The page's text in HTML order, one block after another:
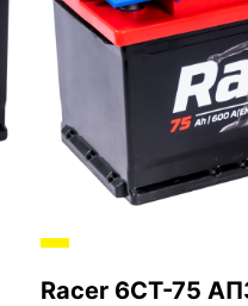
Racer 6СТ-75